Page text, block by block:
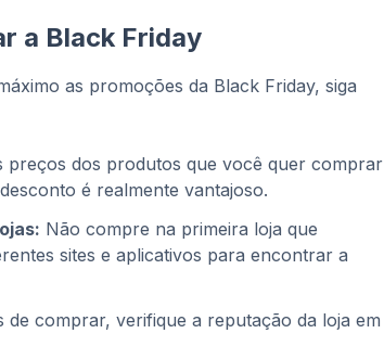
a Black Friday
as promoções da Black Friday, siga
preços dos produtos que você quer comprar
é realmente vantajoso.
Não compre na primeira loja que
sites e aplicativos para encontrar a
de comprar, verifique a reputação da loja em